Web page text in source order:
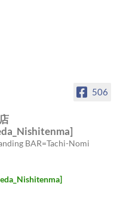
506
BAR=Tachi-Nomi